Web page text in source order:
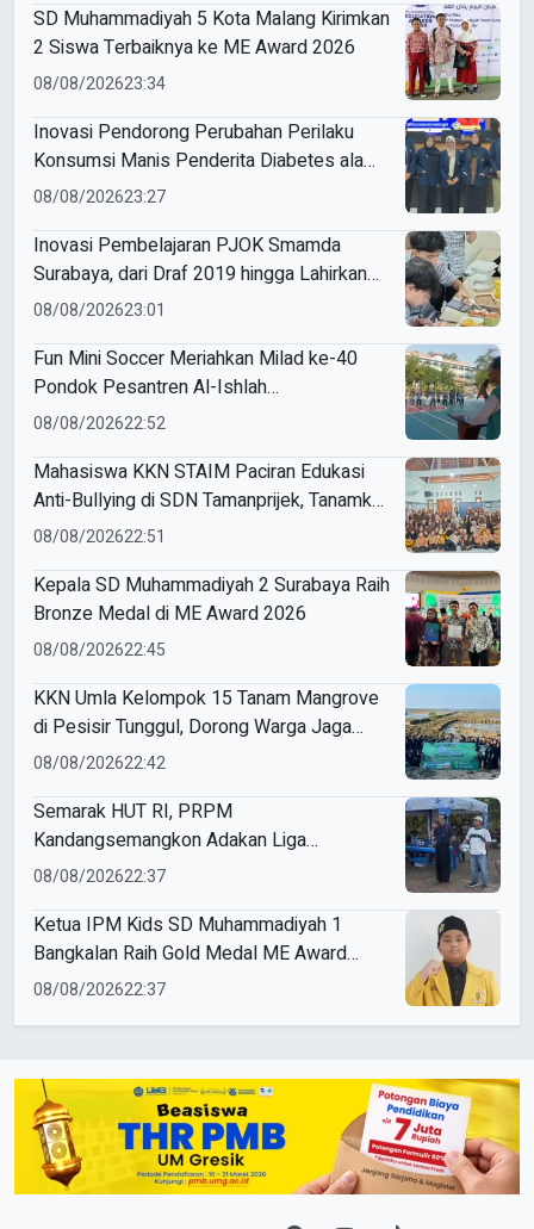
SD Muhammadiyah 5 Kota Malang Kirimkan
2 Siswa Terbaiknya ke ME Award 2026
08/08/202623:34
Inovasi Pendorong Perubahan Perilaku
Konsumsi Manis Penderita Diabetes ala
Mahasiswa Unesa
08/08/202623:27
Inovasi Pembelajaran PJOK Smamda
Surabaya, dari Draf 2019 hingga Lahirkan
Modul Gizi Digital
08/08/202623:01
Fun Mini Soccer Meriahkan Milad ke-40
Pondok Pesantren Al-Ishlah
Sendangagung
08/08/202622:52
Mahasiswa KKN STAIM Paciran Edukasi
Anti-Bullying di SDN Tamanprijek, Tanamkan
Empati Sejak Dini
08/08/202622:51
Kepala SD Muhammadiyah 2 Surabaya Raih
Bronze Medal di ME Award 2026
08/08/202622:45
KKN Umla Kelompok 15 Tanam Mangrove
di Pesisir Tunggul, Dorong Warga Jaga
Lingkungan
08/08/202622:42
Semarak HUT RI, PRPM
Kandangsemangkon Adakan Liga
Kemerdekaan 2026
08/08/202622:37
Ketua IPM Kids SD Muhammadiyah 1
Bangkalan Raih Gold Medal ME Award
2026
08/08/202622:37